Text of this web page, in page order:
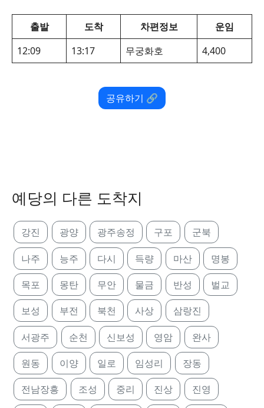
출발 도착 차편정보
운임
12:09
13:17 무궁화호 4,400
공유하기 🔗
예당의 다른 도착지
강진 광양 광주송정 구포 군북
나주 능주 다시 득량 마산 명봉
목포 몽탄 무안 물금 반성 벌교
보성 부전 북천 사상 삼랑진
서광주 순천 신보성 영암 완사
원동 이양 일로 임성리 장동
전남장흥 조성 중리 진상 진영